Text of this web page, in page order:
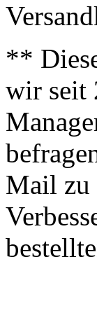
**
wir seit
Mail zu